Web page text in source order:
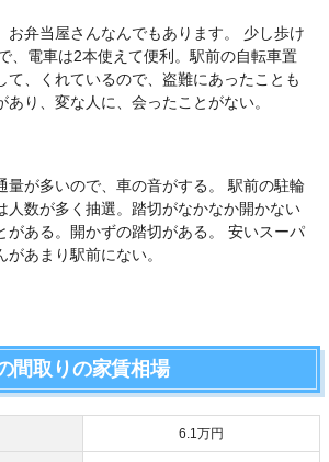
お弁当屋さんなんでもあります。 少し歩け
、電車は2本使えて便利。駅前の自転車置
て、くれているので、盗難にあったことも
あり、変な人に、会ったことがない。
量が多いので、車の音がする。 駅前の駐輪
人数が多く抽選。踏切がなかなか開かない
がある。開かずの踏切がある。 安いスーパ
あまり駅前にない。
間取りの家賃相場
6.1万円